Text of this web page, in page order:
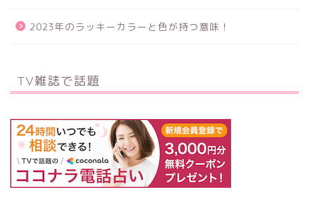
2023年のラッキーカラーと色が持つ意味！
TV雑誌で話題